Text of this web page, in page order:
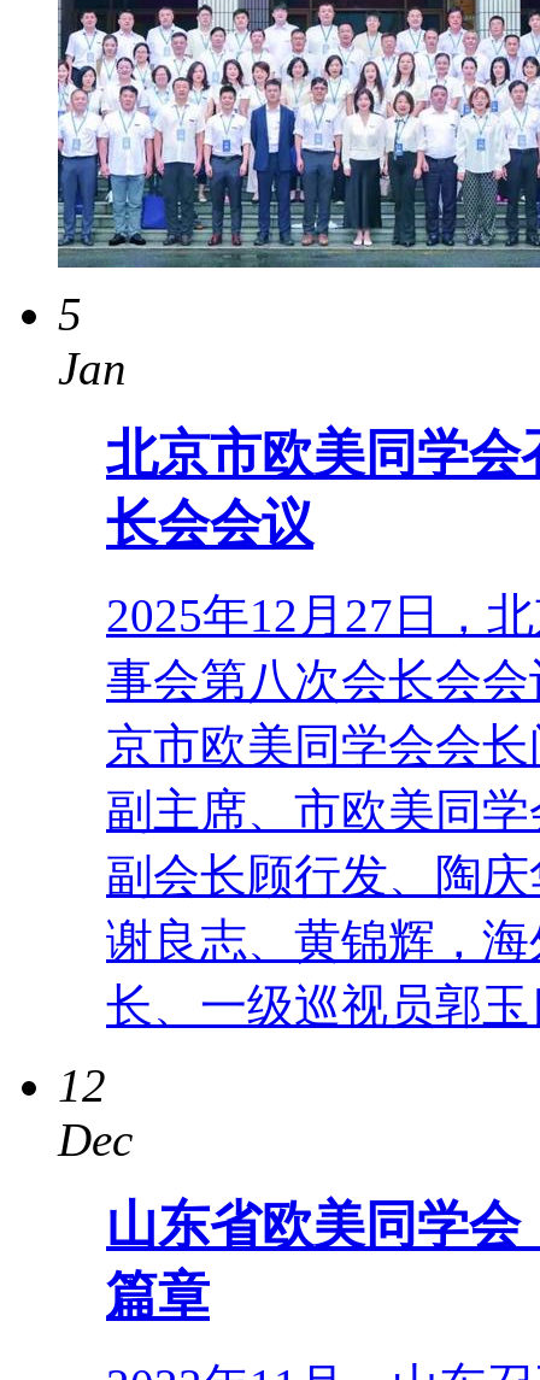
5
Jan
北京市欧美同学
长会会议
2025年12月27日，
事会第八次会长会
京市欧美同学会会
副主席、市欧美同
副会长顾行发、陶
谢良志、黄锦辉，
长、一级巡视员郭
12
Dec
山东省欧美同学
篇章